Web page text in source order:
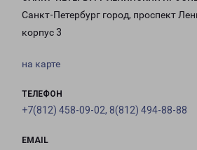
Санкт-Петербург город, проспект
корпус 3
на карте
ТЕЛЕФОН
+7(812) 458-09-02, 8(812) 494-88-88
EMAIL